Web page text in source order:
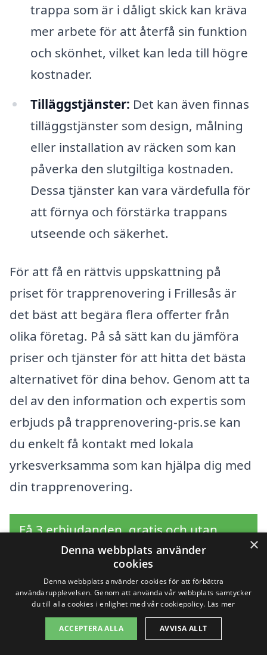
trappa som är i dåligt skick kan kräva
mer arbete för att återfå sin funktion
och skönhet, vilket kan leda till högre
kostnader.
Tilläggstjänster: Det kan även finnas
tilläggstjänster som design, målning
eller installation av räcken som kan
påverka den slutgiltiga kostnaden.
Dessa tjänster kan vara värdefulla för
att förnya och förstärka trappans
utseende och säkerhet.
För att få en rättvis uppskattning på
priset för trapprenovering i Frillesås är
det bäst att begära flera offerter från
olika företag. På så sätt kan du jämföra
priser och tjänster för att hitta det bästa
alternativet för dina behov. Genom att ta
del av den information och expertis som
erbjuds på trapprenovering-pris.se kan
du enkelt få kontakt med lokala
yrkesverksamma som kan hjälpa dig med
din trapprenovering.
Få 3 erbjudanden, gratis och utan
förpliktelser
Sök efter en
professionell för
×
Denna webbplats använder
cookies
Denna webbplats använder cookies för att förbättra
användarupplevelsen. Genom att använda vår webbplats samtycker
du till alla cookies i enlighet med vår cookiepolicy. Läs mer
ACCEPTERA ALLA AVVISA ALLT